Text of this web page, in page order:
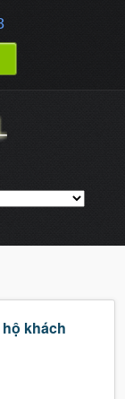
khách